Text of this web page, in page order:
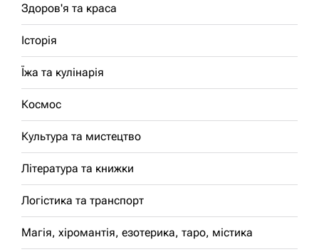
Здоров'я та краса
Історія
Їжа та кулінарія
Космос
Культура та мистецтво
Література та книжки
Логістика та транспорт
Магія, хіромантія, езотерика, таро, містика